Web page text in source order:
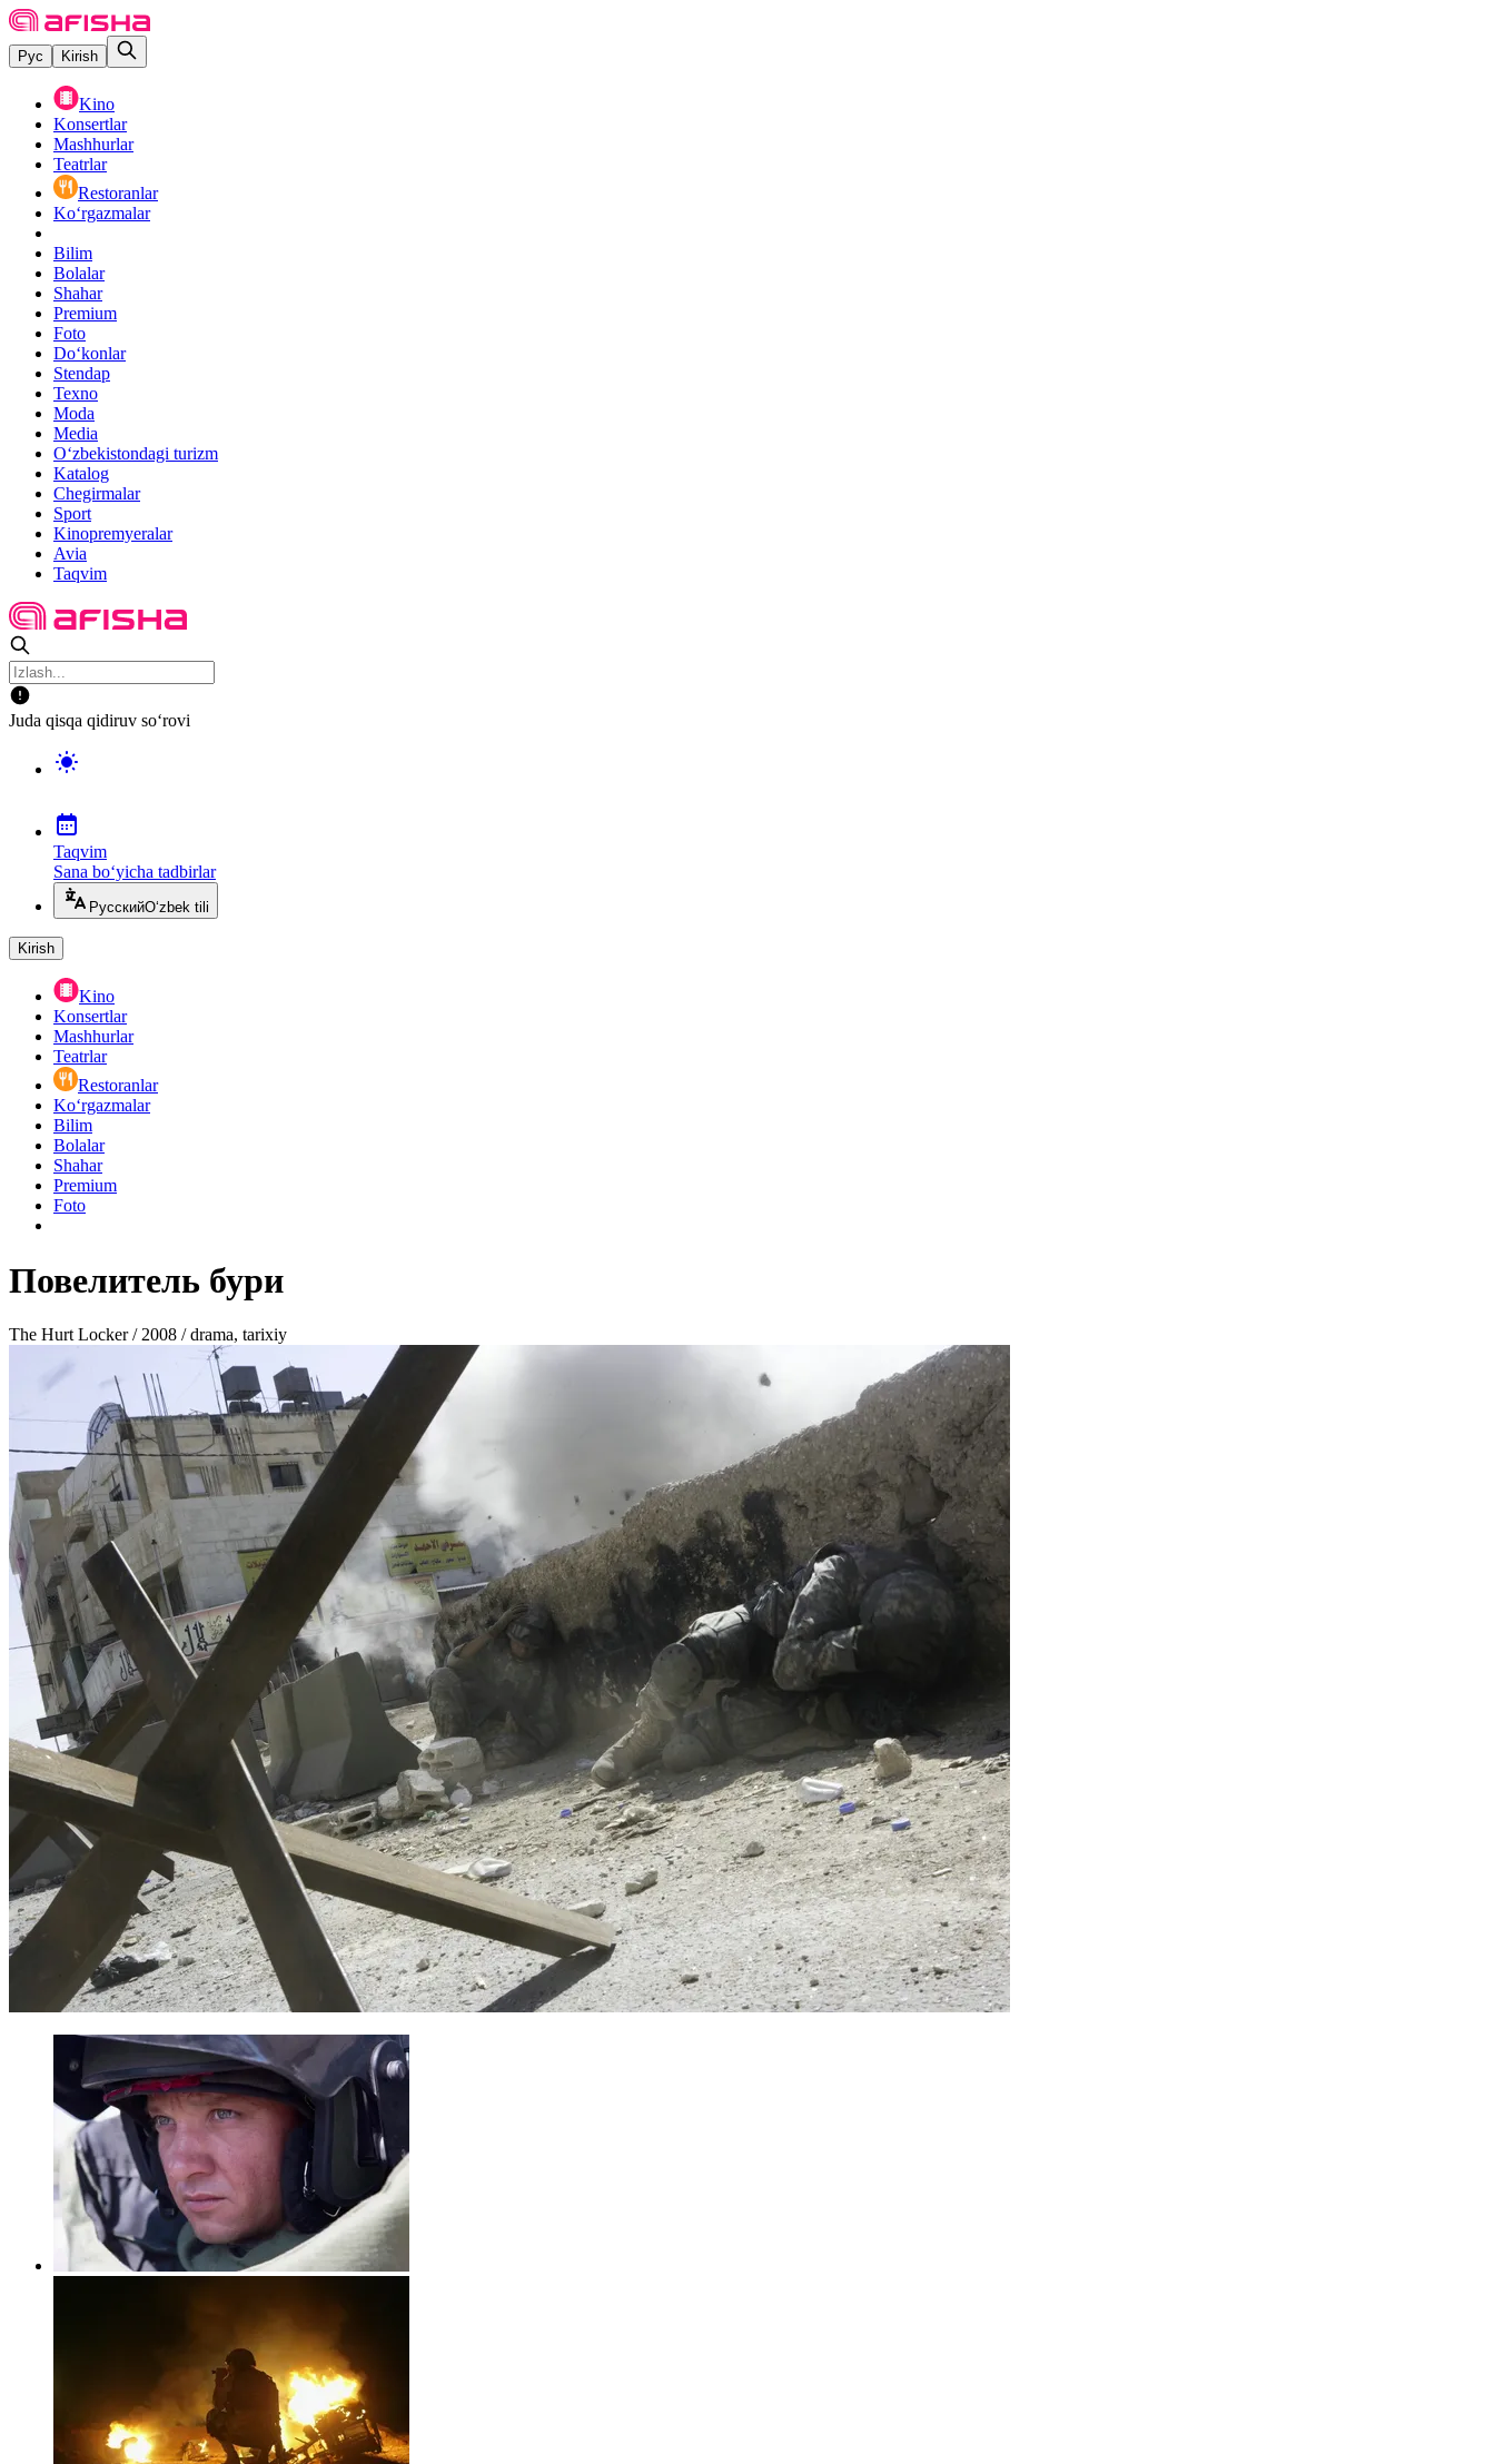
Рус Kirish
Kino
Konsertlar
Mashhurlar
Teatrlar
Restoranlar
Ko‘rgazmalar
Bilim
Bolalar
Shahar
Premium
Foto
Do‘konlar
Stendap
Texno
Moda
Media
O‘zbekistondagi turizm
Katalog
Chegirmalar
Sport
Kinopremyeralar
Avia
Taqvim
Juda qisqa qidiruv so‘rovi
Taqvim
Sana bo‘yicha tadbirlar
РусскийO‘zbek tili
Kirish
Kino
Konsertlar
Mashhurlar
Teatrlar
Restoranlar
Ko‘rgazmalar
Bilim
Bolalar
Shahar
Premium
Foto
Повелитель бури
The Hurt Locker / 2008 / drama, tarixiy